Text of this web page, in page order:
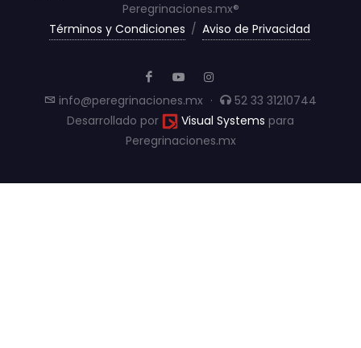
Peregrinaciones.mx®
Términos y Condiciones / Aviso de Privacidad
info@peregrinaciones.mx ·
52 33 31210744
Desarrollado por
Visual Systems para
Peregrinaciones.mx